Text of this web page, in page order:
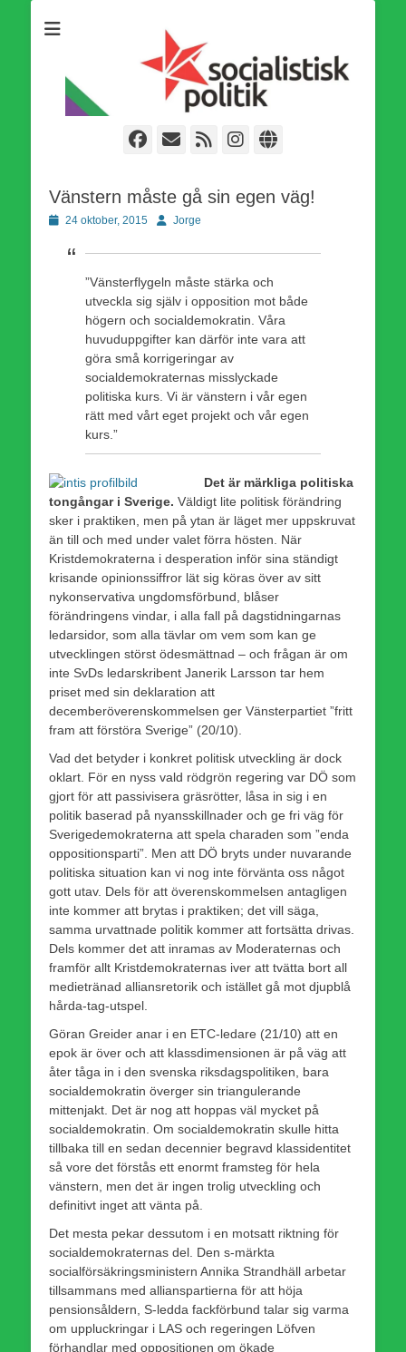
världsomfattande socialistiska Fjärde Internationalen och en viktig
tillgång i kampen för en socialistisk framtid!
Facebook
E-
Webbflöde
Instagram
Webbplats
Vänstern måste gå sin egen väg!
Publicerad
24 oktober, 2015 Författare
Jorge
”Vänsterflygeln måste stärka och
utveckla sig själv i opposition mot både
högern och socialdemokratin. Våra
huvuduppgifter kan därför inte vara att
göra små korrigeringar av
socialdemokraternas misslyckade
politiska kurs. Vi är vänstern i vår egen
rätt med vårt eget projekt och vår egen
kurs.”
Det är märkliga politiska
tongångar i Sverige. Väldigt lite politisk förändring
sker i praktiken, men på ytan är läget mer uppskruvat
än till och med under valet förra hösten. När
Kristdemokraterna i desperation inför sina ständigt
krisande opinionssiffror lät sig köras över av sitt
nykonservativa ungdomsförbund, blåser
förändringens vindar, i alla fall på dagstidningarnas
ledarsidor, som alla tävlar om vem som kan ge
utvecklingen störst ödesmättnad – och frågan är om
inte SvDs ledarskribent Janerik Larsson tar hem
priset med sin deklaration att
decemberöverenskommelsen ger Vänsterpartiet ”fritt
fram att förstöra Sverige” (20/10).
Vad det betyder i konkret politisk utveckling är dock
oklart. För en nyss vald rödgrön regering var DÖ som
gjort för att passivisera gräsrötter, låsa in sig i en
politik baserad på nyansskillnader och ge fri väg för
Sverigedemokraterna att spela charaden som ”enda
oppositionsparti”. Men att DÖ bryts under nuvarande
politiska situation kan vi nog inte förvänta oss något
gott utav. Dels för att överenskommelsen antagligen
inte kommer att brytas i praktiken; det vill säga,
samma urvattnade politik kommer att fortsätta drivas.
Dels kommer det att inramas av Moderaternas och
framför allt Kristdemokraternas iver att tvätta bort all
medietränad alliansretorik och istället gå mot djupblå
hårda-tag-utspel.
Göran Greider anar i en ETC-ledare (21/10) att en
epok är över och att klassdimensionen är på väg att
åter tåga in i den svenska riksdagspolitiken, bara
socialdemokratin överger sin triangulerande
mittenjakt. Det är nog att hoppas väl mycket på
socialdemokratin. Om socialdemokratin skulle hitta
tillbaka till en sedan decennier begravd klassidentitet
så vore det förstås ett enormt framsteg för hela
vänstern, men det är ingen trolig utveckling och
definitivt inget att vänta på.
Det mesta pekar dessutom i en motsatt riktning för
socialdemokraternas del. Den s-märkta
socialförsäkringsministern Annika Strandhäll arbetar
tillsammans med allianspartierna för att höja
pensionsåldern, S-ledda fackförbund talar sig varma
om uppluckringar i LAS och regeringen Löfven
förhandlar med oppositionen om ökade